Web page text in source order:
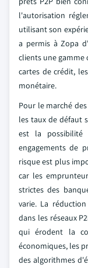
l'autorisation
utilisant son
a permis à Zopa
clients une gamme
cartes de crédit,
monétaire.
Pour le marché
les taux de défaut
est la possibilité
engagements de
risque est plus
car les
strictes des
varie. La
dans les réseaux
qui érodent la
économiques, les
des algorithmes